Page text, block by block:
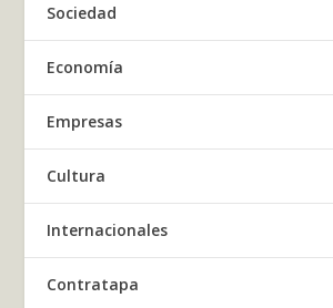
Sociedad
Economía
Empresas
Cultura
Internacionales
Contratapa